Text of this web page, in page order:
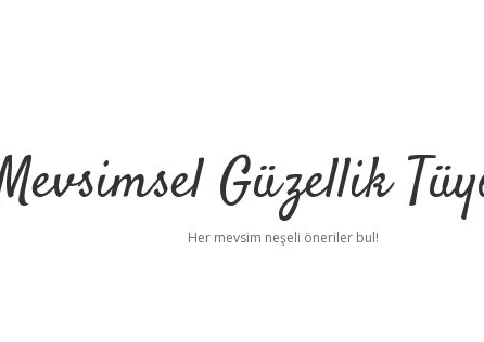
Güzellik
Her mevsim neşeli öneriler bul!